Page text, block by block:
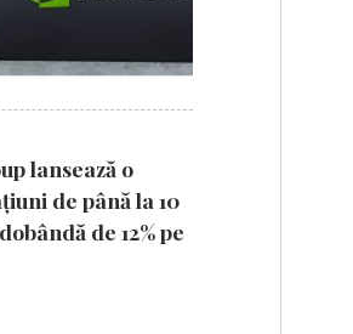
lansează o
de până la 10
de 12% pe